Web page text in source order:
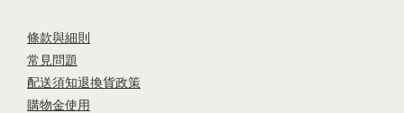
條款與細則
常見問題
配送須知退換貨政策
購物金使用